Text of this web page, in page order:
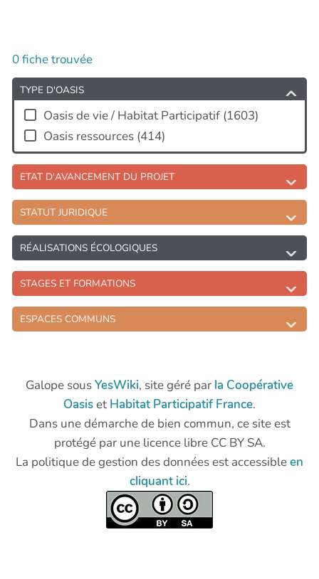
0fiche trouvée
TYPE D'OASIS
Oasis de vie / Habitat Participatif (1603)
Oasis ressources (414)
ETAT D'AVANCEMENT DU PROJET
STATUT JURIDIQUE
RÉALISATIONS ÉCOLOGIQUES
STAGES ET FORMATIONS
ESPACES COMMUNS
Galope sousYesWiki, site géré par la Coopérative
Oasiset Habitat Participatif France.
Dans une démarche de bien commun, ce site est
protégé par une licence libre CC BY SA.
La politique de gestion des données est accessibleen
cliquant ici.